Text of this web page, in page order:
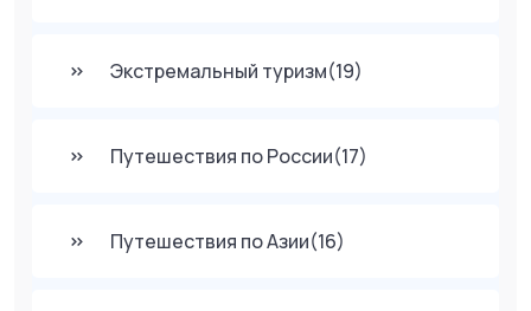
Экстремальный туризм(19)
Путешествия по России(17)
Путешествия по Азии(16)